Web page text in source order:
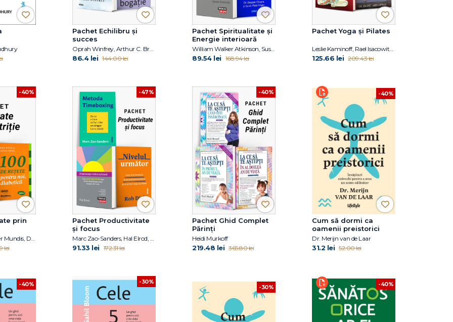
Pachet Echilibru și
succes
Oprah Winfrey, Arthur C. Brooks, Sahil Bloom
86.4 lei 144.00 lei
Pachet Spiritualitate și
Energie interioară
William Walker Atkinson, Susan Shumsky, Dr. Deepak Chopra, Sarah PlattFinger
89.54 lei 168.94 lei
Pachet Yoga și Pilates
125.66 lei 209.43 lei
-40%
prin
Earl Mindell, Hester Mundis, Dan Popa, Luiza Popa
lei
-47%
Pachet Productivitate
și focus
Marc Zao-Sanders, Hal Elrod, Rob Dial
91.33 lei 172.31 lei
-40%
Pachet Ghid Complet
Părinți
Heidi Murkoff
219.48 lei 365.80 lei
-40%
Cum să dormi ca
oamenii preistorici
Dr. Merijn van de Laar
31.2 lei 52.00 lei
-40% -30%
-30% -40%